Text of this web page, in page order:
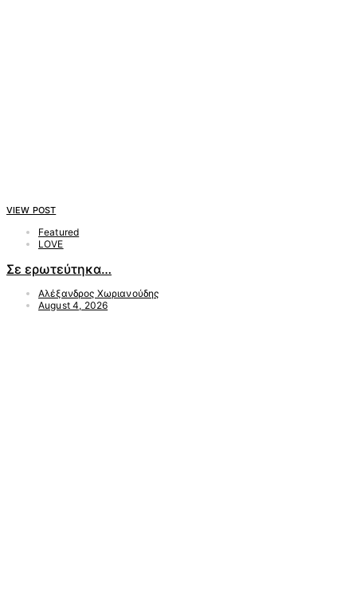
VIEW POST
Featured
LOVE
Σε ερωτεύτηκα…
Αλέξανδρος Χωριανούδης
August 4, 2026